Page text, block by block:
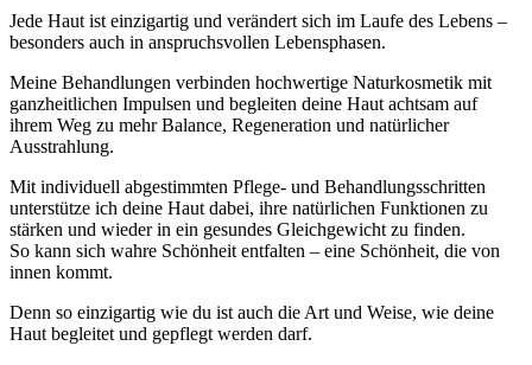
Jede Haut ist einzigartig und verändert sich im Laufe des Lebens –
besonders auch in anspruchsvollen Lebensphasen.
Meine Behandlungen verbinden hochwertige Naturkosmetik mit
ganzheitlichen Impulsen und begleiten deine Haut achtsam auf
ihrem Weg zu mehr Balance, Regeneration und natürlicher
Ausstrahlung.
Mit individuell abgestimmten Pflege- und Behandlungsschritten
unterstütze ich deine Haut dabei, ihre natürlichen Funktionen zu
stärken und wieder in ein gesundes Gleichgewicht zu finden.
So kann sich wahre Schönheit entfalten – eine Schönheit, die von
innen kommt.
Denn so einzigartig wie du ist auch die Art und Weise, wie deine
Haut begleitet und gepflegt werden darf.